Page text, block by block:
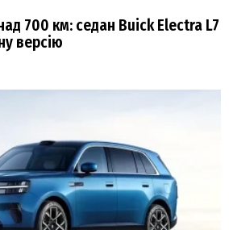
700 км: седан Buick Electra L7
версію